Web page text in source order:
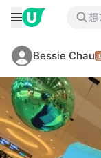
Bessie Chau